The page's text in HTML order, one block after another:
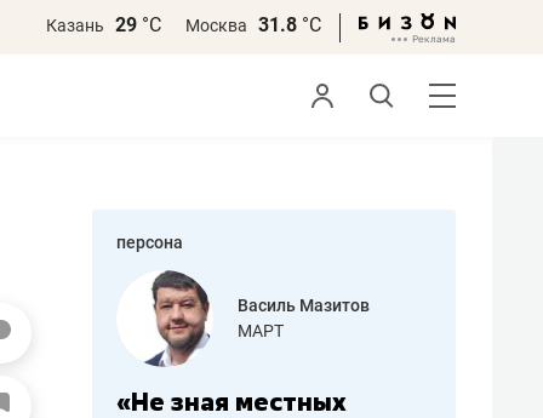
Казань 29 °С Москва 31.8 °С
персона
работа
Василь Мазитов
МАРТ
«Не зная местных